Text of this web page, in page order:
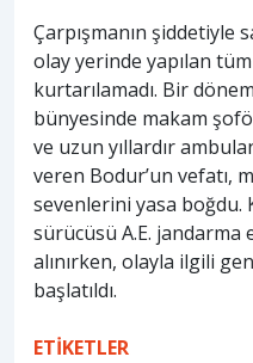
Çarpışmanın şiddetiyle
olay yerinde yapılan
kurtarılamadı. Bir
bünyesinde makam
ve uzun yıllardır
veren Bodur’un vefatı,
sevenlerini yasa boğdu.
sürücüsü A.E. jandarma
alınırken, olayla ilgili
başlatıldı.
ETİKETLER